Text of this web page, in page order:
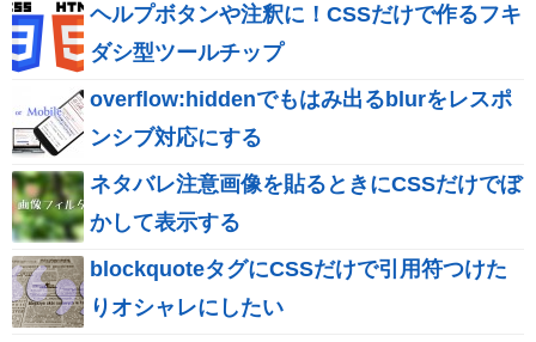
ヘルプボタンや注釈に！CSSだけで作るフキ
ダシ型ツールチップ
overflow:hiddenでもはみ出るblurをレスポ
ンシブ対応にする
ネタバレ注意画像を貼るときにCSSだけでぼ
かして表示する
blockquoteタグにCSSだけで引用符つけた
りオシャレにしたい